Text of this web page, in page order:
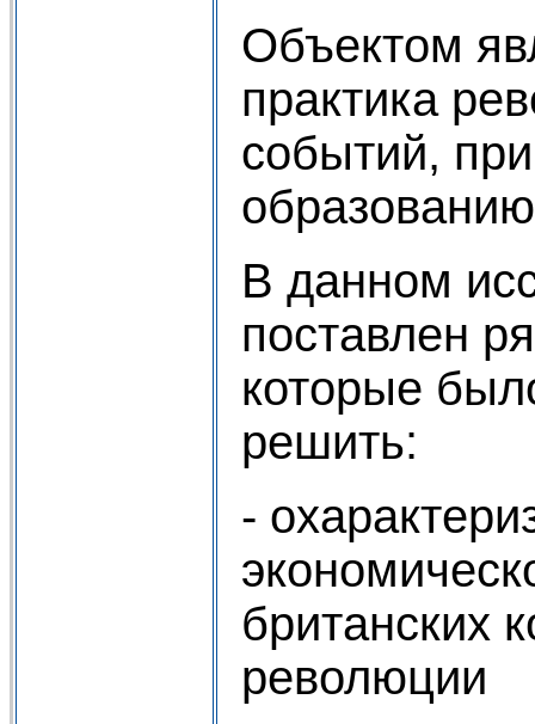
Объектом
практика
событий,
В данном
поставлен
которые
решить:
-
британских
революции